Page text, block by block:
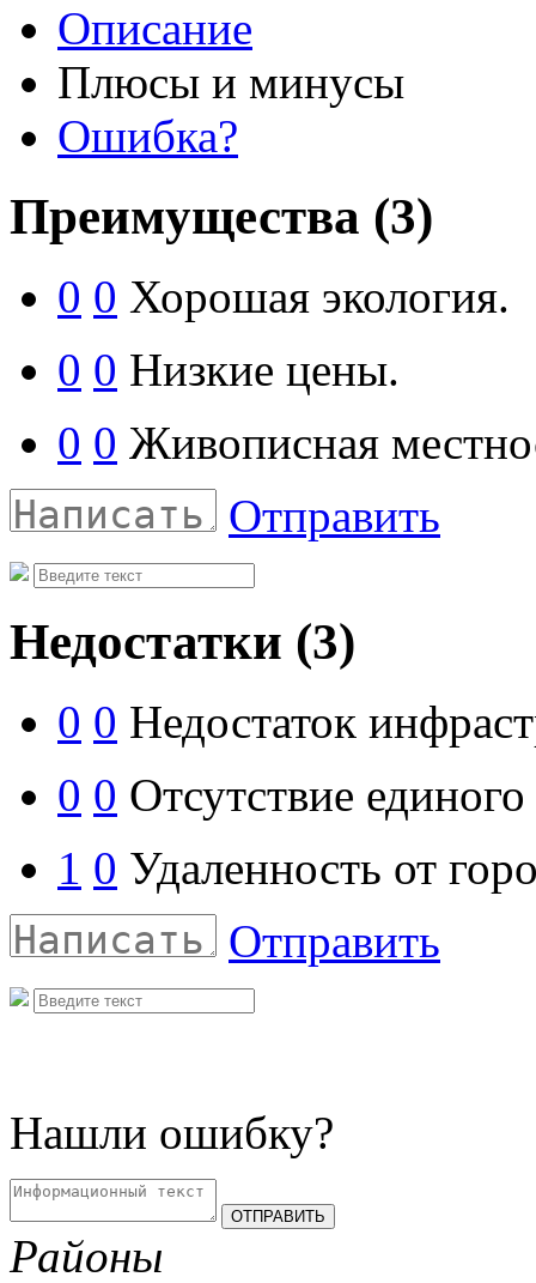
Описание
Плюсы и минусы
Ошибка?
Преимущества (3)
0 0 Хорошая экология.
0 0 Низкие цены.
0 0 Живописная
Отправить
Недостатки (3)
0 0 Недостаток
0 0 Отсутствие
1 0 Удаленность от
Отправить
Нашли ошибку?
Районы